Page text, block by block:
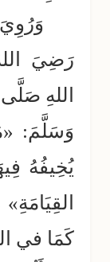
رَضِيَ
اللهِ
وَسَلَّمَ:
يُخِيفُهُ
كَمَا في